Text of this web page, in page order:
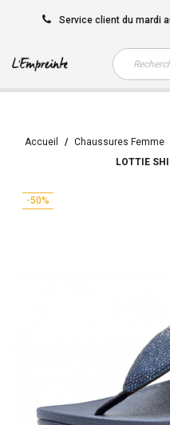
Service client du mardi
Accueil Chaussures Femme
LOTTIE
-50%